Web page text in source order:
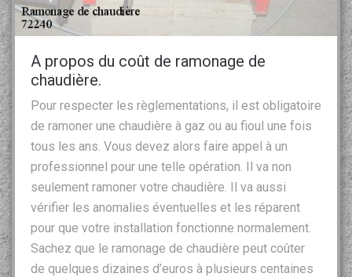
A propos du coût de ramonage de
chaudière.
Pour respecter les règlementations, il est obligatoire
de ramoner une chaudière à gaz ou au fioul une fois
tous les ans. Vous devez alors faire appel à un
professionnel pour une telle opération. Il va non
seulement ramoner votre chaudière. Il va aussi
vérifier les anomalies éventuelles et les réparent
pour que votre installation fonctionne normalement.
Sachez que le ramonage de chaudière peut coûter
de quelques dizaines d’euros à plusieurs centaines